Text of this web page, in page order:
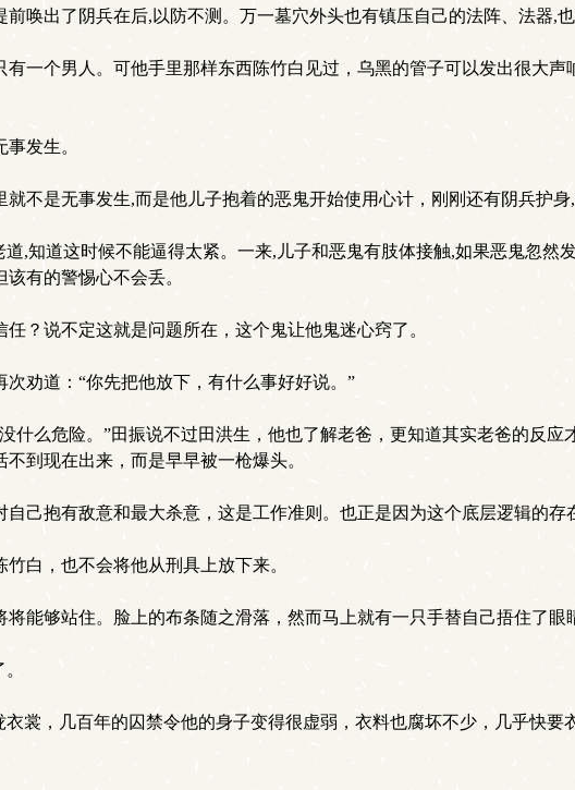
唤出了阴兵在后,以防不测。万一墓穴外头也有镇压自己的法阵、法器,也
一个男人。可他手里那样东西陈竹白见过，乌黑的管子可以发出很大
发生。
不是无事发生,而是他儿子抱着的恶鬼开始使用心计，刚刚还有阴兵护
,知道这时候不能逼得太紧。一来,儿子和恶鬼有肢体接触,如果恶鬼忽
有的警惕心不会丢。
？说不定这就是问题所在，这个鬼让他鬼迷心窍了。
劝道：“你先把他放下，有什么事好好说。”
什么危险。”田振说不过田洪生，他也了解老爸，更知道其实老爸的反
到现在出来，而是早早被一枪爆头。
己抱有敌意和最大杀意，这是工作准则。也正是因为这个底层逻辑的存
白，也不会将他从刑具上放下来。
能够站住。脸上的布条随之滑落，然而马上就有一只手替自己捂住了眼
，几百年的囚禁令他的身子变得很虚弱，衣料也腐坏不少，几乎快要